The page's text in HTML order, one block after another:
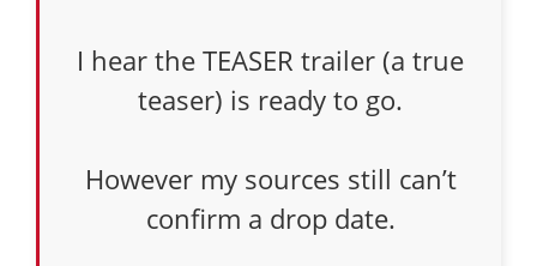
I hear the TEASER trailer (a true
teaser) is ready to go.
However my sources still can’t
confirm a drop date.